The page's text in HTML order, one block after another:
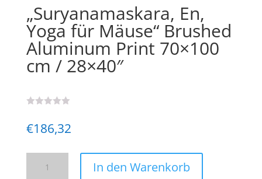
„Suryanamaskara, En,
Yoga für Mäuse“ Brushed
Aluminum Print 70×100
cm / 28×40″
€186,32
In den Warenkorb